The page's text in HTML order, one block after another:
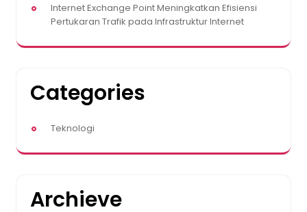
Internet Exchange Point Meningkatkan Efisiensi
Pertukaran Trafik pada Infrastruktur Internet
Categories
Teknologi
Archieve